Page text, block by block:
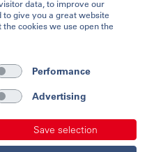
dei dati
data, to improve our
give you a great website
cookies we use open the
Performance
Advertising
Save selection